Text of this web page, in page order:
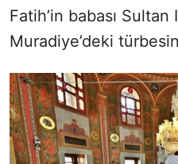
Fatih’in babası Sultan
Muradiye’deki